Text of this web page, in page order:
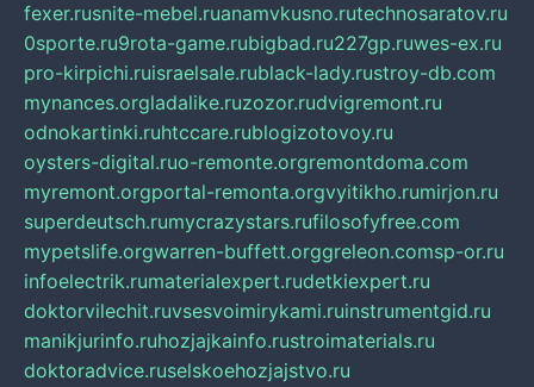
fexer.rusnite-mebel.ruanamvkusno.rutechnosaratov.ru
0sporte.ru9rota-game.rubigbad.ru227gp.ruwes-ex.ru
pro-kirpichi.ruisraelsale.rublack-lady.rustroy-db.com
mynances.orgladalike.ruzozor.rudvigremont.ru
odnokartinki.ruhtccare.rublogizotovoy.ru
oysters-digital.ruo-remonte.orgremontdoma.com
myremont.orgportal-remonta.orgvyitikho.rumirjon.ru
superdeutsch.rumycrazystars.rufilosofyfree.com
mypetslife.orgwarren-buffett.orggreleon.comsp-or.ru
infoelectrik.rumaterialexpert.rudetkiexpert.ru
doktorvilechit.ruvsesvoimirykami.ruinstrumentgid.ru
manikjurinfo.ruhozjajkainfo.rustroimaterials.ru
doktoradvice.ruselskoehozjajstvo.ru